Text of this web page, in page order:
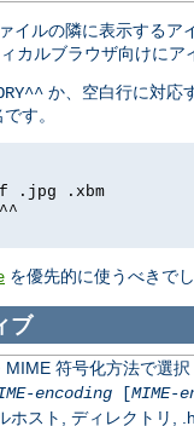
イルの隣に表示するア
カルブラウザ向けにア
か、空白行に対応
す。
.jpg .xbm
を優先的に使うべきでし
ブ
符号化方法で選択
encoding[MIME-
ホスト, ディレクトリ,